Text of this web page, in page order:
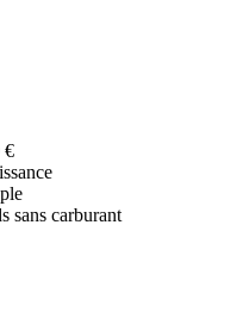
€
sans carburant